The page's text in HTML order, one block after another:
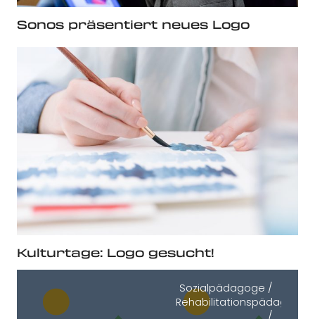
Sonos präsentiert neues Logo
Kulturtage: Logo gesucht!
Sozialpädagoge /
Rehabilitationspädagoge
/